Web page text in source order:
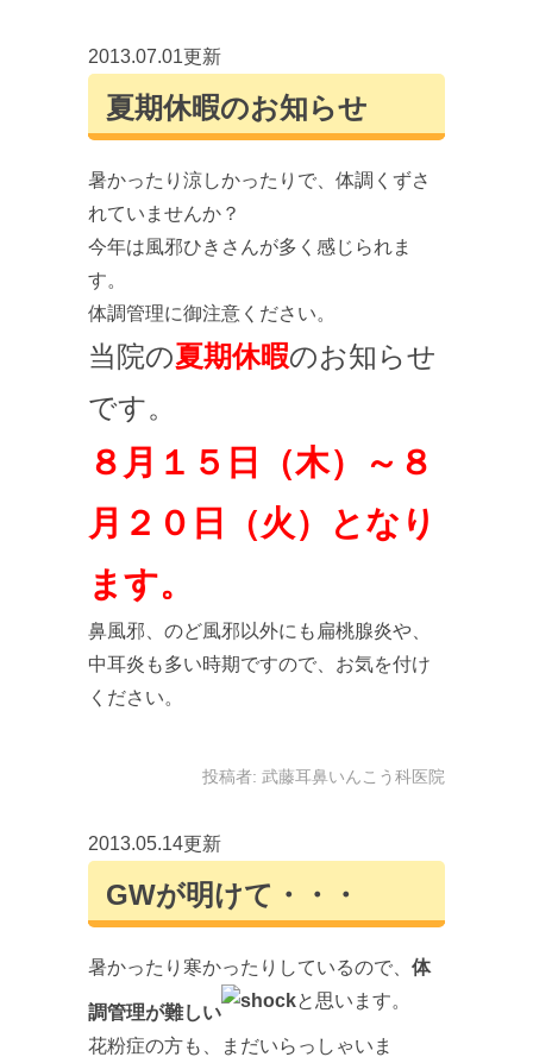
2013.07.01更新
夏期休暇のお知らせ
暑かったり涼しかったりで、体調くずさ
れていませんか？
今年は風邪ひきさんが多く感じられま
す。
体調管理に御注意ください。
当院の夏期休暇のお知らせ
です。
８月１５日（木）～８
月２０日（火）となり
ます。
鼻風邪、のど風邪以外にも扁桃腺炎や、
中耳炎も多い時期ですので、お気を付け
ください。
投稿者: 武藤耳鼻いんこう科医院
2013.05.14更新
GWが明けて・・・
暑かったり寒かったりしているので、 体
調管理が難しい
と思います。
花粉症の方も、まだいらっしゃいま